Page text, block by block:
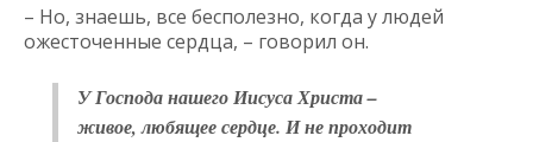
– Но, знаешь, все бесполезно, когда у людей
ожесточенные сердца, – говорил он.
У Господа нашего Иисуса Христа –
живое, любящее сердце. И не проходит